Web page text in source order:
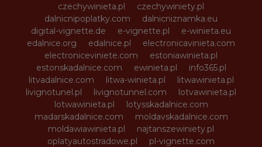
czechywinieta.pl
czechywiniety.pl
dalnicnipoplatky.com
dalnicniznamka.eu
digital-vignette.de
e-vignette.pl
e-winieta.eu
edalnice.org
edalnice.pl
electronicavinieta.com
electroniceviniete.com
estoniawinieta.pl
estonskadalnice.com
ewinieta.pl
info365.pl
litvadalnice.com
litwa-winieta.pl
litwawinieta.pl
livignotunel.pl
livignotunnel.com
lotvawinieta.pl
lotwawinieta.pl
lotysskadalnice.com
madarskadalnice.com
moldavskadalnice.com
moldawiawinieta.pl
najtanszewiniety.pl
oplatyautostradowe.pl
pl-vignette.com